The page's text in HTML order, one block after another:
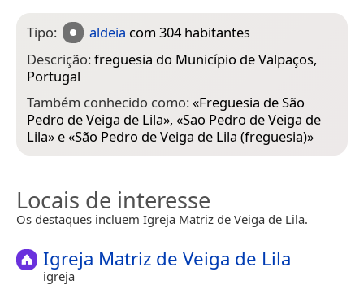
Tipo: aldeia com 304 habitantes
Descrição:freguesia do Município de Valpaços,
Portugal
Também conhecido como:«Freguesia de São
Pedro de Veiga de Lila», «Sao Pedro de Veiga de
Lila» e «São Pedro de Veiga de Lila (freguesia)»
Locais de interesse
Os destaques incluem Igreja Matriz de Veiga de Lila.
Igreja Matriz de Veiga de Lila
igreja